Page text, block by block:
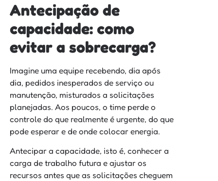
Antecipação de
capacidade: como
evitar a sobrecarga?
Imagine uma equipe recebendo, dia após
dia, pedidos inesperados de serviço ou
manutenção, misturados a solicitações
planejadas. Aos poucos, o time perde o
controle do que realmente é urgente, do que
pode esperar e de onde colocar energia.
Antecipar a capacidade, isto é, conhecer a
carga de trabalho futura e ajustar os
recursos antes que as solicitações cheguem